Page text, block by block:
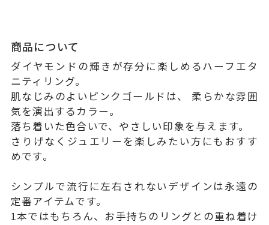
商品について
ダイヤモンドの輝きが存分に楽しめるハーフエタ
ニティリング。
肌なじみのよいピンクゴールドは、 柔らかな雰囲
気を演出するカラー。
落ち着いた色合いで、やさしい印象を与えます。
さりげなくジュエリーを楽しみたい方にもおすす
めです。
シンプルで流行に左右されないデザインは永遠の
定番アイテムです。
1本ではもちろん、お手持ちのリングとの重ね着け